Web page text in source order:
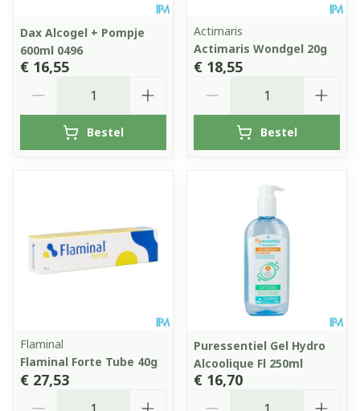
Dax Alcogel + Pompje
600ml 0496
€ 16,55
Bestel
Actimaris
Actimaris Wondgel 20g
€ 18,55
Bestel
Flaminal
Flaminal Forte Tube 40g
€ 27,53
Puressentiel Gel Hydro
Alcoolique Fl 250ml
€ 16,70